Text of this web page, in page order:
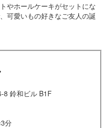
やホールケーキがセットにな
可愛いもの好きなご友人の誕
8 鈴和ビル B1F
分